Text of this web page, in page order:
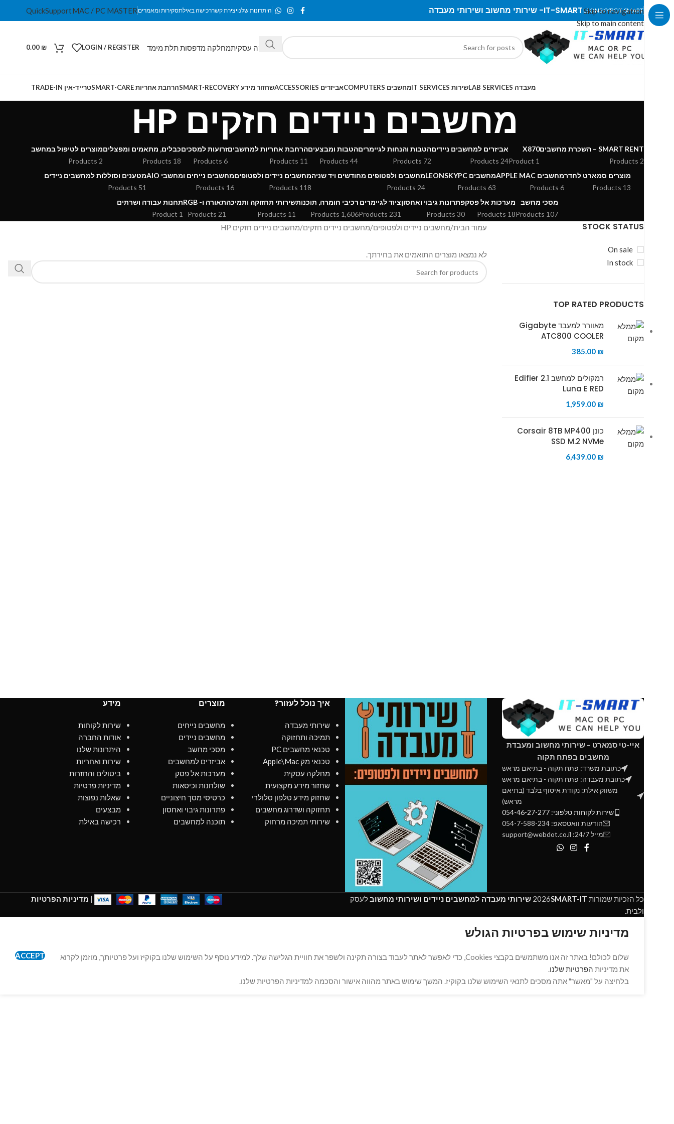
Skip to navigation
Skip to main content
IT-SMART
LEONSKYPCIT-SMART- שירותי מחשוב ושירותי מעבדה היתרונות שלנויצירת קשררכישה באילתסקירות ומאמרים MAC / PC MASTER
QuickSupport
מחלקה עסקיתמחלקה מדפסות תלת מימד LOGIN / REGISTER
0.00 ₪
מעבדה LAB SERVICES שירות IT SERVICES מחשבים COMPUTERS אביזרים ACCESSORIES שחזור מידע SMART-RECOVERY הרחבת אחריות SMART-CARE טרייד-אין TRADE-IN
מחשבים ניידים חזקים HP
SMART RENT – השכרת מחשבים
2 Products
X870
1 Product
אביזרים למחשבים ניידים
24 Products
הטבות והנחות לגיימרים
72 Products
הטבות ומבצעים
44 Products
הרחבת אחריות למחשבים
11 Products
זרועות למסכים
6 Products
כבלים, מתאמים ומפצלים
18 Products
מוצרים לטיפול במחשב
2 Products
מוצרים סמארט לחדר
13 Products
מחשבים APPLE MAC
6 Products
מחשבים LEONSKYPC
63 Products
מחשבים ולפטופים מחודשים ויד שניה
24 Products
מחשבים ניידים ולפטופים
118 Products
מחשבים נייחים ומחשבי AIO
16 Products
מטענים וסוללות למחשבים ניידים
51 Products
מסכי מחשב
107 Products
מערכות אל פסק
18 Products
פתרונות גיבוי ואחסון
30 Products
ציוד לגיימרים
231 Products
רכיבי חומרה, תוכנות
1,606 Products
שירותי תחזוקה ותמיכה
11 Products
תאורה ו- RGB
21 Products
תחנות עבודה ושרתים
1 Product
STOCK STATUS
On sale
In stock
TOP RATED PRODUCTS
מאוורר למעבד Gigabyte
ATC800 COOLER
385.00 ₪
רמקולים למחשב Edifier 2.1
Luna E RED
1,959.00 ₪
כונן Corsair 8TB MP400
SSD M.2 NVMe
6,439.00 ₪
עמוד הבית מחשבים ניידים ולפטופים מחשבים ניידים חזקים מחשבים ניידים חזקים HP
לא נמצאו מוצרים התואמים את בחירתך.
איי-טי סמארט – שירותי מחשוב ומעבדת
מחשבים בפתח תקוה
כתובת משרד: פתח תקוה - בתיאם מראש
כתובת מעבדה: פתח תקוה - בתיאם מראש
משווק אילת: נקודת איסוף בלבד (בתיאם
מראש)
שירות לקוחות טלפוני: 054-46-27-277
הודעות וואטסאפ: 054-7-588-234
מייל 24/7: support@webdot.co.il
איך נוכל לעזור?
שירותי מעבדה
תמיכה ותחזוקה
טכנאי מחשבים PC
טכנאי מק Apple\Mac
מחלקה עסקית
שחזור מידע מקצועית
שחזוק מידע טלפון סלולרי
תחזוקה ושדרוג מחשבים
שירותי תמיכה מרחוק
מוצרים
מחשבים נייחים
מחשבים ניידים
מסכי מחשב
אביזרים למחשבים
מערכות אל פסק
שולחנות וכיסאות
כרטיסי מסך חיצוניים
פתרונות גיבוי ואחסון
תוכנה למחשבים
מידע
שירות לקוחות
אודות החברה
היתרונות שלנו
שירות ואחריות
ביטולים והחזרות
מדיניות פרטיות
שאלות נפוצות
מבצעים
רכישה באילת
כל הזכיות שמורות 2026SMART-IT שירותי מעבדה למחשבים ניידים ושירותי מחשובלעסק
ולבית.
| מדיניות הפרטיות
מדיניות שימוש בפרטיות הגולש
שלום לכולם! באתר זה אנו משתמשים בקבצי Cookies, כדי לאפשר לאתר לעבוד בצורה תקינה ולשפר את חוויית הגלישה שלך. למידע נוסף על השימוש שלנו בקוקיז ועל פרטיותך, מוזמן לקרוא
את מדיניות הפרטיות שלנו.
בלחיצה על "מאשר" אתה מסכים לתנאי השימוש שלנו בקוקיז. המשך שימוש באתר מהווה אישור והסכמה למדיניות הפרטיות שלנו.
ACCEPT